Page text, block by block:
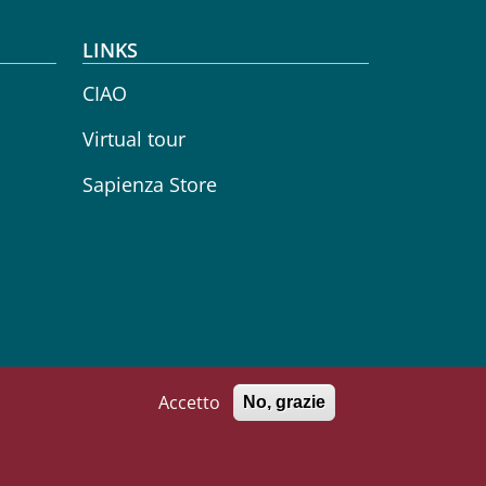
LINKS
CIAO
Virtual tour
Sapienza Store
Accetto No, grazie